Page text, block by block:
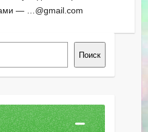
— …@gmail.com
Поиск